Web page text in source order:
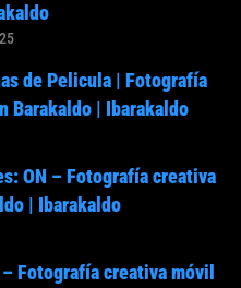
de Pelicula | Fotografía
Barakaldo | Ibarakaldo
ON – Fotografía creativa
| Ibarakaldo
Fotografía creativa móvil